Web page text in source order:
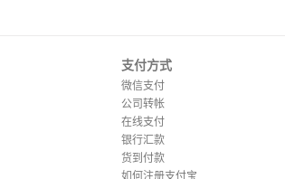
支付方式
微信支付
公司转帐
在线支付
银行汇款
货到付款
如何注册支付宝